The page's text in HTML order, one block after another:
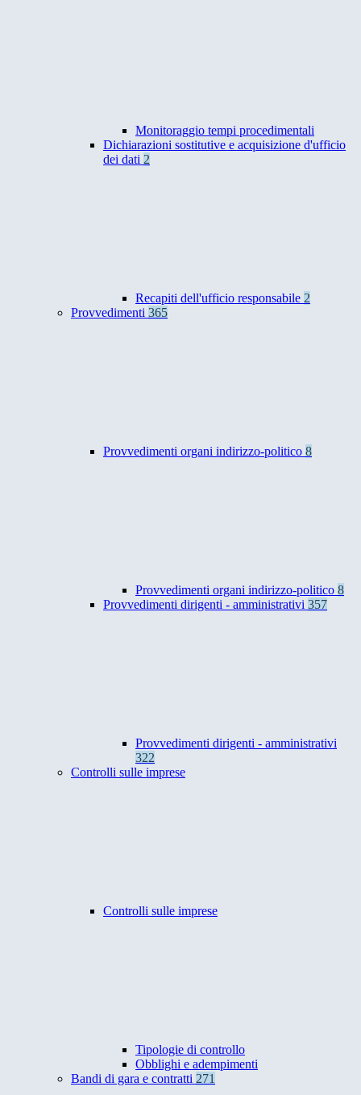
Monitoraggio tempi procedimentali
Dichiarazioni sostitutive e acquisizione d'ufficio
dei dati 2
Recapiti dell'ufficio responsabile 2
Provvedimenti 365
Provvedimenti organi indirizzo-politico 8
Provvedimenti organi indirizzo-politico 8
Provvedimenti dirigenti - amministrativi 357
Provvedimenti dirigenti - amministrativi
322
Controlli sulle imprese
Controlli sulle imprese
Tipologie di controllo
Obblighi e adempimenti
Bandi di gara e contratti 271